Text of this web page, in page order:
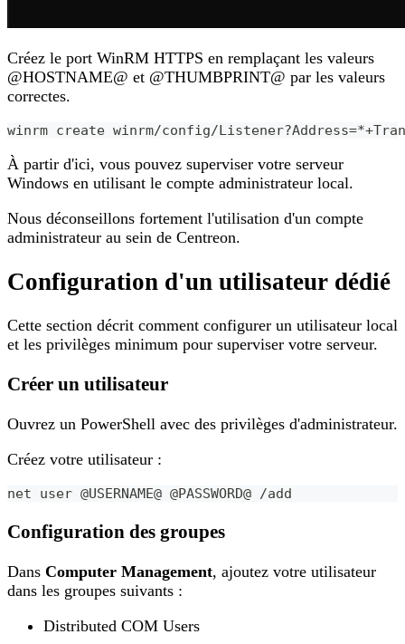
Créez le port WinRM HTTPS en remplaçant les valeurs
@HOSTNAME@ et @THUMBPRINT@ par les valeurs
correctes.
winrm create winrm/config/Listener?Address=
À partir d'ici, vous pouvez superviser votre serveur
Windows en utilisant le compte administrateur local.
Nous déconseillons fortement l'utilisation d'un compte
administrateur au sein de Centreon.
Configuration d'un utilisateur dédié
Cette section décrit comment configurer un utilisateur local
et les privilèges minimum pour superviser votre serveur.
Créer un utilisateur
Ouvrez un PowerShell avec des privilèges d'administrateur.
Créez votre utilisateur :
net user @USERNAME@ @PASSWORD@ /add
Configuration des groupes
Dans Computer Management, ajoutez votre utilisateur
dans les groupes suivants :
Distributed COM Users